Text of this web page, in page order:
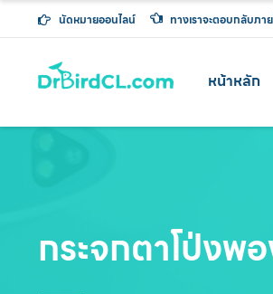
นัดหมายออนไลน์ ทางเราจะตอบกลับภา
หน้าหลัก
กระจกตาโป่งพ